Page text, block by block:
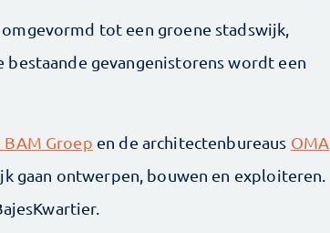
tot een groene stadswijk,
bestaande gevangenistorens wordt een
Groep en de architectenbureaus OMA
gaan ontwerpen, bouwen en exploiteren.